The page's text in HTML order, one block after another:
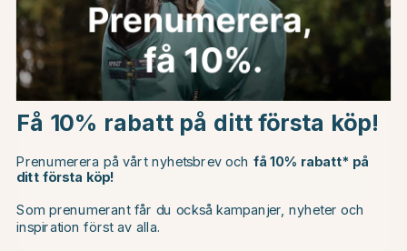
Betyg: (4) 4.8 utav 5
Choose country
EU
Få 10% rabatt på ditt första köp!
Prenumerera på vårt nyhetsbrev och få 10% rabatt* på
ditt första köp!
Som prenumerant får du också kampanjer, nyheter och
inspiration först av alla.